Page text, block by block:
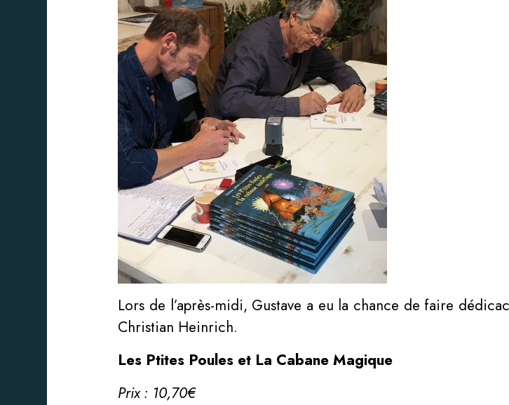
Lors de l’après-midi, Gustave a eu la chance de faire
Christian Heinrich.
Les Ptites Poules et La Cabane Magique
Prix : 10,70€